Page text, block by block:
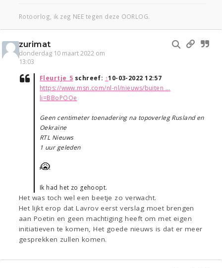
Rotoorlog, ik zeg NEE tegen deze OORLOG.
zurimat
donderdag 10 maart 2022 om
13:03
Fleurtje_5 schreef: ↑10-03-2022 12:57
https://www.msn.com/nl-nl/nieuws/buiten ...
li=BBoPOOe
Geen centimeter toenadering na topoverleg Rusland en
Oekraïne
RTL Nieuws
1 uur geleden
Ik had het zo gehoopt.
Het was toch wel een beetje zo verwacht.
Het lijkt erop dat Lavrov eerst verslag moet brengen
aan Poetin en geen machtiging heeft om met eigen
initiatieven te komen, Het goede nieuws is dat er meer
gesprekken zullen komen.